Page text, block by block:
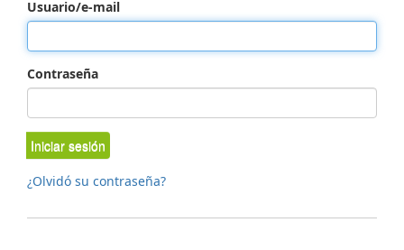
Usuario/e-mail
Contraseña
Iniciar sesión
¿Olvidó su contraseña?